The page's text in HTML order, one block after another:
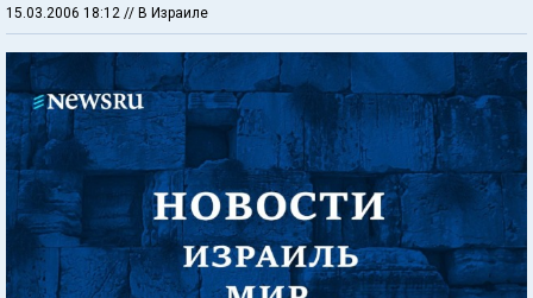
15.03.2006 18:12 // В Израиле